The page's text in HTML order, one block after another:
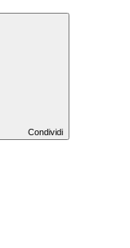
Condividi